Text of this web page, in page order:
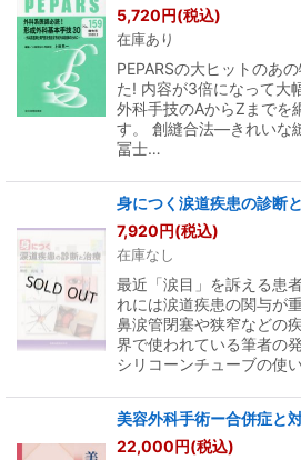
5,720円(税込)
在庫あり
PEPARSの大ヒットのあ
た! 内容が3倍になって大
外科手技のAからZまでを
す。 創縫合法―きれいな
冨士…
身につく涙道疾患の診断
7,920円(税込)
在庫なし
最近「涙目」を訴える患
れには涙道疾患の関与が
鼻涙管閉塞や狭窄などの
界で使われている筆者の
シリコーンチューブの使
美容外科手術ー合併症と
22,000円(税込)